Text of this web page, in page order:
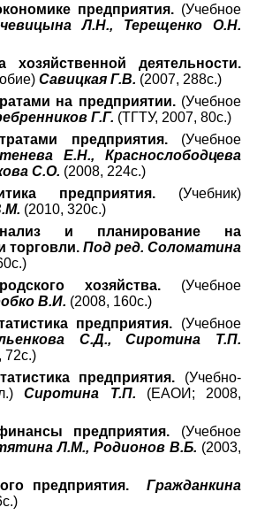
предприятия.(Учебное
Л.Н., Терещенко О.Н.
хозяйственной деятельности.
Савицкая Г.В. (2007, 288с.)
на предприятии.(Учебное
Г.Г. (ТГТУ, 2007, 80с.)
предприятия.(Учебное
Е.Н., Краснослободцева
С.О. (2008, 224с.)
предприятия. (Учебник)
(2010, 320с.)
и планирование на
торговли. Под ред. Соломатина
хозяйства. (Учебное
В.И. (2008, 160с.)
предприятия. (Учебное
С.Д., Сиротина Т.П.
предприятия. (Учебно-
Сиротина Т.П. (ЕАОИ; 2008,
предприятия. (Учебное
Л.М., Родионов В.Б. (2003,
предприятия.
Гражданкина